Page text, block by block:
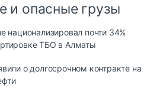
и опасные грузы
национализировал почти 34%
ТБО в Алматы
о долгосрочном контракте на